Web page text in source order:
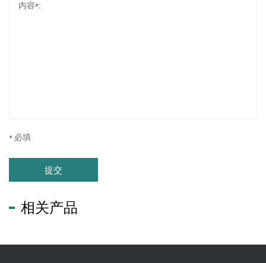
* 必填
提交
相关产品